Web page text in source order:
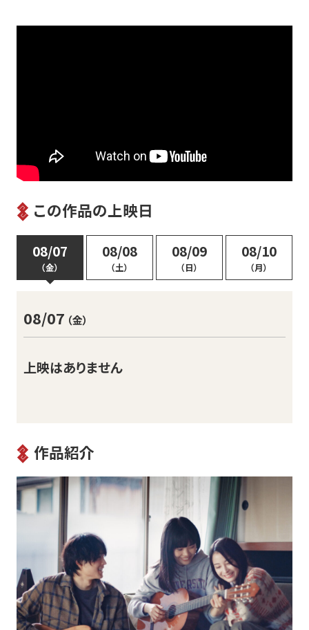
この作品の上映日
08/07
（金）
08/08
（土）
08/09
（日）
08/10
（月）
08/07 （金）
上映はありません
作品紹介